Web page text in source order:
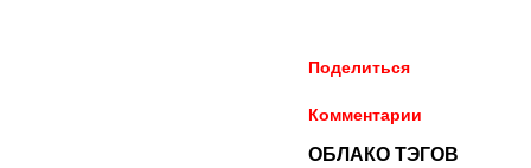
Поделиться
Комментарии
ОБЛАКО ТЭГОВ